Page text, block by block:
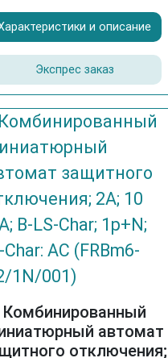
и описание
Экспрес заказ
Комбинированный
автомат
отключения;